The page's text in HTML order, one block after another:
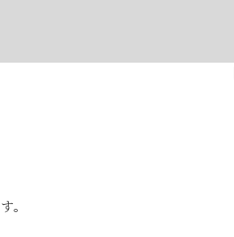
う発送とお問合せについて
de守半海苔店』はお休みです
。